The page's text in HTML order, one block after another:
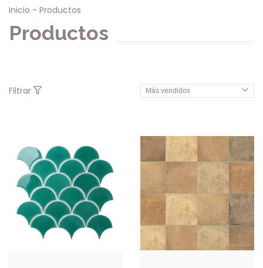
Inicio - Productos
Productos
Filtrar